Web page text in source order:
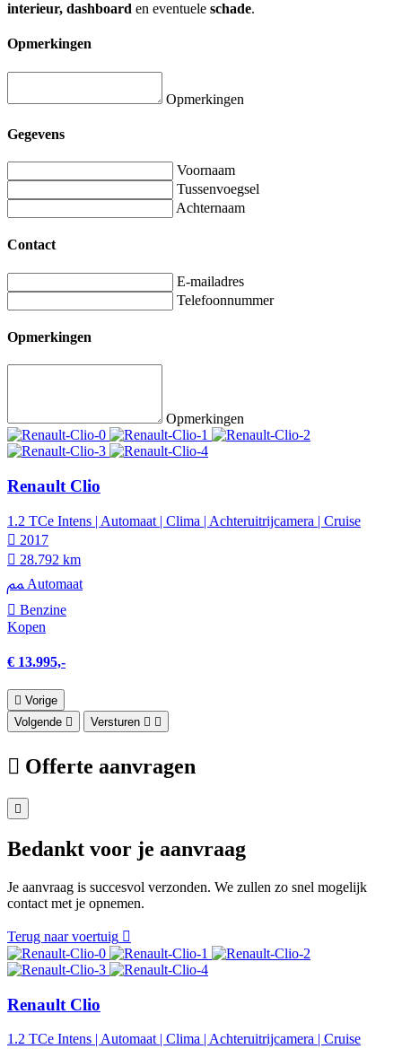
interieur, dashboard en eventuele schade.
Opmerkingen
Opmerkingen
Gegevens
Voornaam
Tussenvoegsel
Achternaam
Contact
E-mailadres
Telefoonnummer
Opmerkingen
Opmerkingen
Renault Clio
1.2 TCe Intens | Automaat | Clima | Achteruitrijcamera | Cruise
2017
28.792 km
Automaat
Benzine
Kopen
€ 13.995,-
Vorige
Volgende
Versturen
Offerte aanvragen
Bedankt voor je aanvraag
Je aanvraag is succesvol verzonden. We zullen zo snel mogelijk
contact met je opnemen.
Terug naar voertuig
Renault Clio
1.2 TCe Intens | Automaat | Clima | Achteruitrijcamera | Cruise